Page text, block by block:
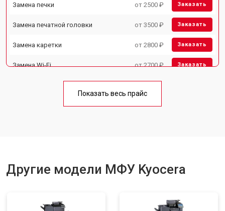
Замена печки от 2500 ₽ Заказать
Замена печатной головки от 3500 ₽ Заказать
Замена каретки от 2800 ₽ Заказать
Замена Wi-Fi от 2700 ₽ Заказать
от 3500 ₽
Показать весь прайс
Другие модели МФУ Kyocera